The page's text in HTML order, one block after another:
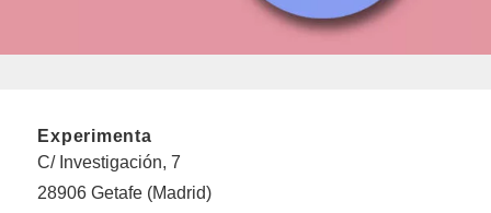
Experimenta
C/ Investigación, 7
28906 Getafe (Madrid)